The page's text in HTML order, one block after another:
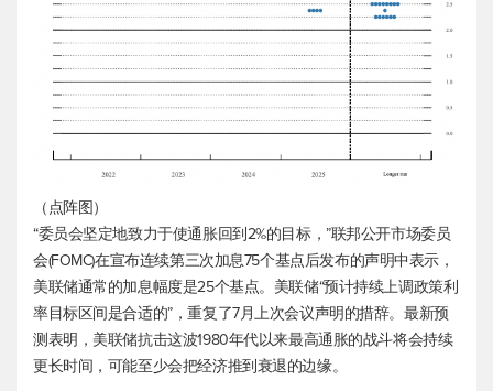
（点阵图）
“委员会坚定地致力于使通胀回到2%的目标，”联邦公开市场委员
会(FOMC)在宣布连续第三次加息75个基点后发布的声明中表示，
美联储通常的加息幅度是25个基点。美联储“预计持续上调政策利
率目标区间是合适的”，重复了7月上次会议声明的措辞。最新预
测表明，美联储抗击这波1980年代以来最高通胀的战斗将会持续
更长时间，可能至少会把经济推到衰退的边缘。